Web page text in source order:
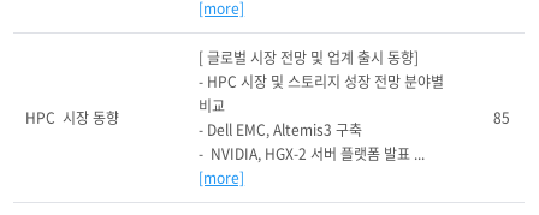
[more]
HPC  시장 동향
[ 글로벌 시장 전망 및 업계 출시 동향]
- HPC 시장 및 스토리지 성장 전망 분야별
비교
- Dell EMC, Altemis3 구축
-  NVIDIA, HGX-2 서버 플랫폼 발표 ...
[more]
85